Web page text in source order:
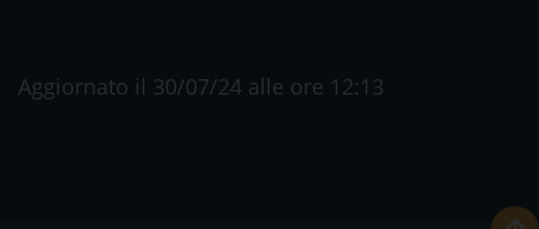
Aggiornato il 30/07/24 alle ore 12:13